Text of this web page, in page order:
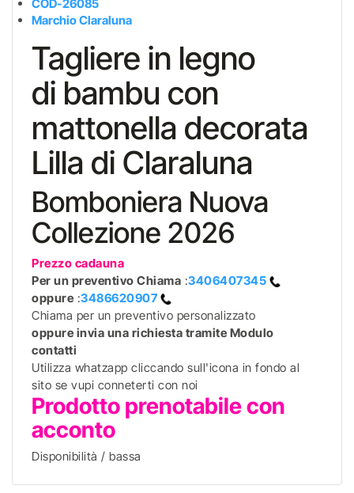
COD-26085
Marchio Claraluna
Tagliere in legno
di bambu con
mattonella decorata
Lilla di Claraluna
Bomboniera Nuova
Collezione 2026
Prezzo cadauna
Per un preventivo Chiama :3406407345
oppure :3486620907
Chiama per un preventivo personalizzato
oppure invia una richiesta tramite Modulo
contatti
Utilizza whatzapp cliccando sull'icona in fondo al
sito se vupi conneterti con noi
Prodotto prenotabile con
acconto
Disponibilità / bassa